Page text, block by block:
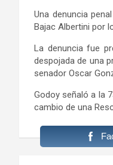
Una denuncia
Bajac Albertini por
La denuncia fue
despojada de una
senador Oscar
Godoy señaló a la
cambio de una